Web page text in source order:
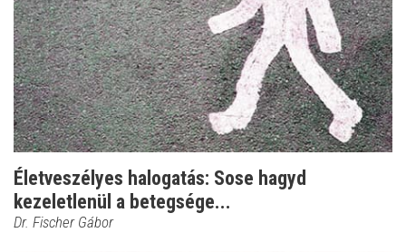
Életveszélyes halogatás: Sose hagyd
kezeletlenül a betegsége...
Dr. Fischer Gábor